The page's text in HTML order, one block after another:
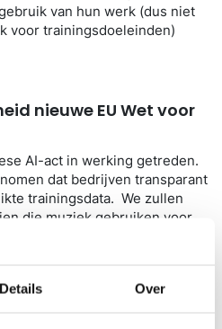
Details Over
van hun werk (dus niet
voor trainingsdoeleinden)
nieuwe EU Wet voor
AI-act in werking getreden.
dat bedrijven transparant
trainingsdata. We zullen
die muziek gebruiken voor
aan de regels houden, zodat
AI-act effectief is en waar we